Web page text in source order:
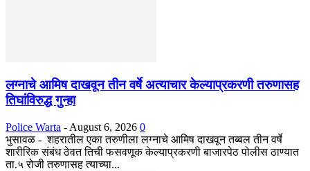
लग्नाचे आमिष दाखवून तीन वर्षे अत्याचार केल्याप्रकरणी तरुणासह
तिघांविरुद्ध गुन्हा
Police Warta - August 6, 2026 0
भुसावळ - शहरातील एका तरुणीला लग्नाचे आमिष दाखवून तब्बल तीन वर्षे
शारीरिक संबंध ठेवत तिची फसवणूक केल्याप्रकरणी बाजारपेठ पोलीस ठाण्यात
ता.५ रोजी तरुणासह त्याच्या...